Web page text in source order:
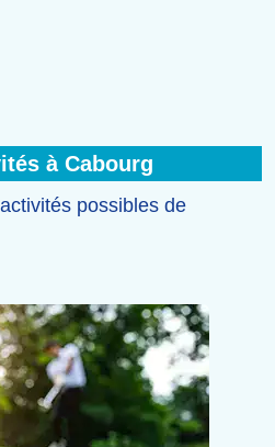
à Cabourg
possibles de